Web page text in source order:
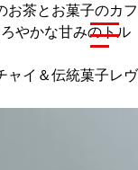
お茶とお菓子のカフ
やかな甘みのトル
ャイ＆伝統菓子レヴ